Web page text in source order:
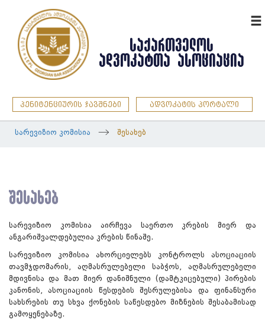
ᲡᲐᲥᲐᲠᲗᲕᲔᲚᲝᲡ
ᲐᲓᲕᲝᲙᲐᲢᲗᲐ ᲐᲡᲝᲪᲘᲐᲪᲘᲐ
პენიტენციურის ჯავშნები ადვოკატის პორტალი
სარევიზიო კომისია შესახებ
შესახებ
სარევიზიო კომისია აირჩევა საერთო კრების მიერ და
ანგარიშვალდებულია კრების წინაშე.
სარევიზიო კომისია ახორციელებს კონტროლს ასოციაციის
თავმჯდომარის, აღმასრულებელი საბჭოს, აღმასრულებელი
მდივნისა და მათ მიერ დანიშნული (დამტკიცებული) პირების
კანონის, ასოციაციის წესდების შესრულებისა და ფინანსური
სახსრების თუ სხვა ქონების საწესდებო მიზნების შესაბამისად
გამოყენებაზე.